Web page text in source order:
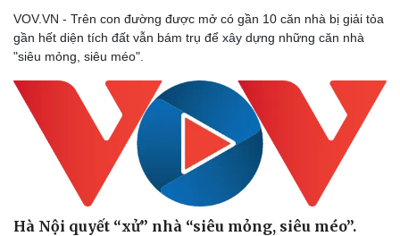
VOV.VN - Trên con đường được mở có gần 10 căn nhà bị giải tỏa
gần hết diện tích đất vẫn bám trụ để xây dựng những căn nhà
"siêu mỏng, siêu méo".
Hà Nội quyết “xử” nhà “siêu mỏng, siêu méo”.